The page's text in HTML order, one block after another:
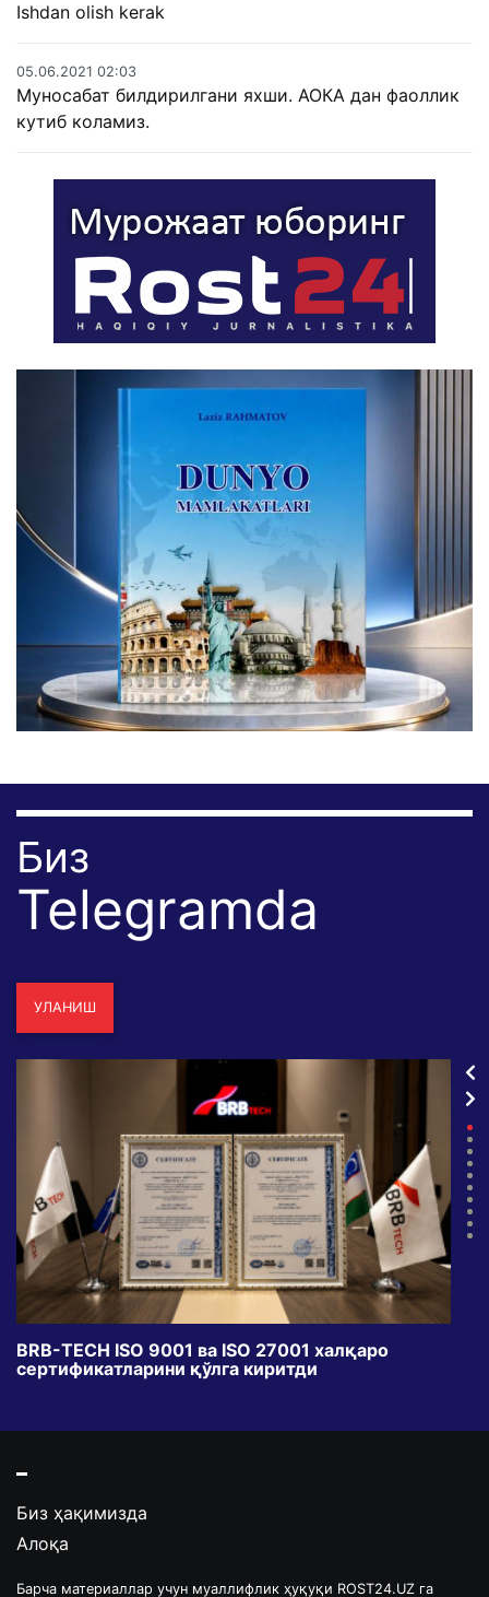
Ishdan olish kerak
05.06.2021 02:03
Муносабат билдирилгани яхши. АОКА дан фаоллик
кутиб коламиз.
Биз
Telegramda
УЛАНИШ
BRB-TECH ISO 9001 ва ISO 27001 халқаро
сертификатларини қўлга киритди
Биз ҳақимизда
Алоқа
Барча материаллар учун муаллифлик ҳуқуқи ROST24.UZ га